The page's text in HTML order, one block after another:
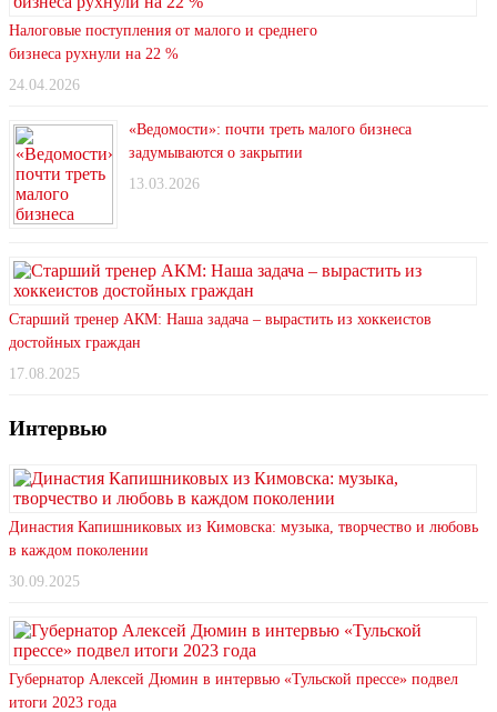
Налоговые поступления от малого и среднего
бизнеса рухнули на 22 %
24.04.2026
«Ведомости»: почти треть малого бизнеса
задумываются о закрытии
13.03.2026
Старший тренер АКМ: Наша задача – вырастить из хоккеистов
достойных граждан
17.08.2025
Интервью
Династия Капишниковых из Кимовска: музыка, творчество и любовь
в каждом поколении
30.09.2025
Губернатор Алексей Дюмин в интервью «Тульской прессе» подвел
итоги 2023 года